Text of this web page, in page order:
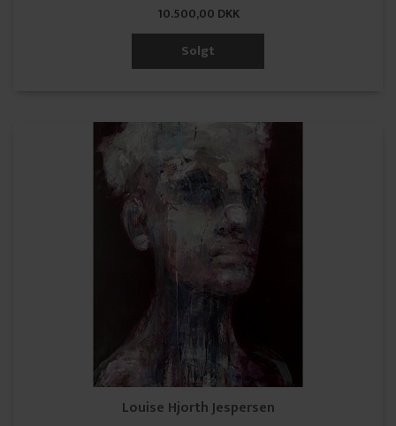
10.500,00 DKK
Solgt
Louise Hjorth Jespersen